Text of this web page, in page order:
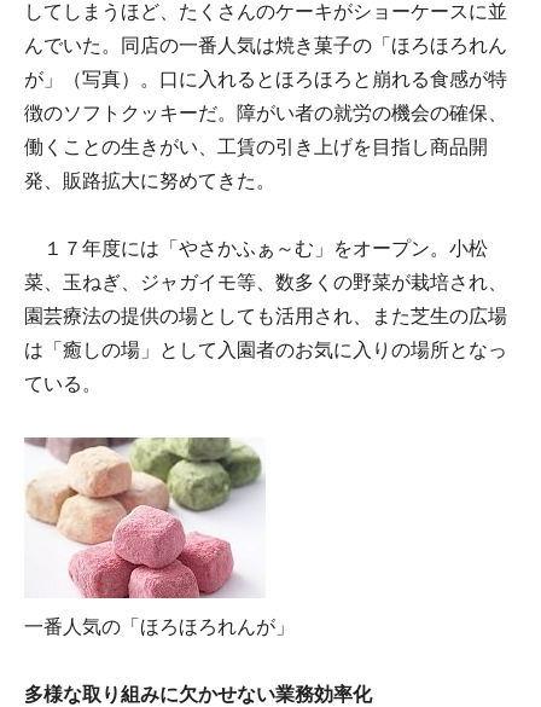
してしまうほど、たくさんのケーキがショーケースに並
んでいた。同店の一番人気は焼き菓子の「ほろほろれん
が」（写真）。口に入れるとほろほろと崩れる食感が特
徴のソフトクッキーだ。障がい者の就労の機会の確保、
働くことの生きがい、工賃の引き上げを目指し商品開
発、販路拡大に努めてきた。
１７年度には「やさかふぁ～む」をオープン。小松
菜、玉ねぎ、ジャガイモ等、数多くの野菜が栽培され、
園芸療法の提供の場としても活用され、また芝生の広場
は「癒しの場」として入園者のお気に入りの場所となっ
ている。
一番人気の「ほろほろれんが」
多様な取り組みに欠かせない業務効率化